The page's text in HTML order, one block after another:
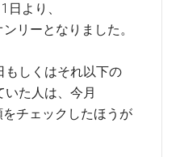
日より、
リーとなりました。
もしくはそれ以下の
いた人は、今月
チェックしたほうが